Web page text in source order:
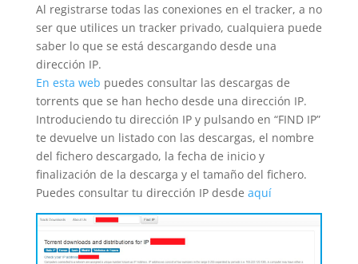
Al registrarse todas las conexiones en el tracker, a no
ser que utilices un tracker privado, cualquiera puede
saber lo que se está descargando desde una
dirección IP.
En esta web puedes consultar las descargas de
torrents que se han hecho desde una dirección IP.
Introduciendo tu dirección IP y pulsando en “FIND IP”
te devuelve un listado con las descargas, el nombre
del fichero descargado, la fecha de inicio y
finalización de la descarga y el tamaño del fichero.
Puedes consultar tu dirección IP desde aquí